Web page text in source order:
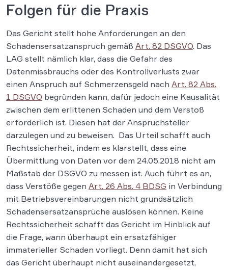
Folgen für die Praxis
Das Gericht stellt hohe Anforderungen an den
Schadensersatzanspruch gemäß Art. 82 DSGVO. Das
LAG stellt nämlich klar, dass die Gefahr des
Datenmissbrauchs oder des Kontrollverlusts zwar
einen Anspruch auf Schmerzensgeld nach Art. 82 Abs.
1 DSGVO begründen kann, dafür jedoch eine Kausalität
zwischen dem erlittenen Schaden und dem Verstoß
erforderlich ist. Diesen hat der Anspruchsteller
darzulegen und zu beweisen. Das Urteil schafft auch
Rechtssicherheit, indem es klarstellt, dass eine
Übermittlung von Daten vor dem 24.05.2018 nicht am
Maßstab der DSGVO zu messen ist. Auch führt es an,
dass Verstöße gegen Art. 26 Abs. 4 BDSG in Verbindung
mit Betriebsvereinbarungen nicht grundsätzlich
Schadensersatzansprüche auslösen können. Keine
Rechtssicherheit schafft das Gericht im Hinblick auf
die Frage, wann überhaupt ein ersatzfähiger
immaterieller Schaden vorliegt. Denn damit hat sich
das Gericht überhaupt nicht auseinandergesetzt,